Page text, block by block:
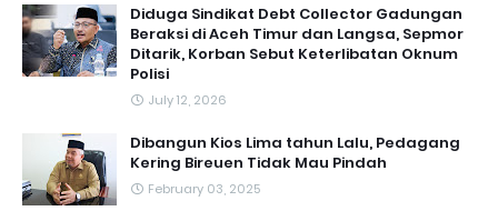
Diduga Sindikat Debt Collector Gadungan
Beraksi di Aceh Timur dan Langsa, Sepmor
Ditarik, Korban Sebut Keterlibatan Oknum
Polisi
July 12, 2026
Dibangun Kios Lima tahun Lalu, Pedagang
Kering Bireuen Tidak Mau Pindah
February 03, 2025